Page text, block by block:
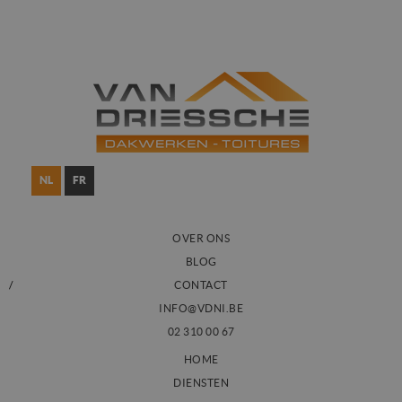
NL FR
OVER ONS
BLOG
CONTACT
INFO@VDNI.BE
02 310 00 67
HOME
DIENSTEN